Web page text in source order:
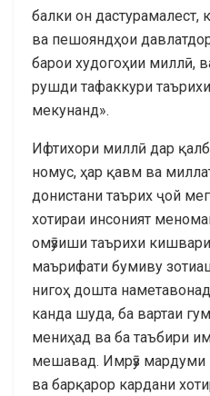
балки он дастурамалест,
ва пешояндҳои
барои худогоҳии миллӣ,
рушди тафаккури
мекунанд».
Ифтихори миллӣ дар
номус, ҳар қавм ва
донистани таърих ҷой
хотираи инсоният
омӯзиши таърихи
маърифати бумиву
нигоҳ дошта
канда шуда, ба вартаи
мениҳад ва ба таъбири
мешавад. Имрӯз
ва барқарор кардани